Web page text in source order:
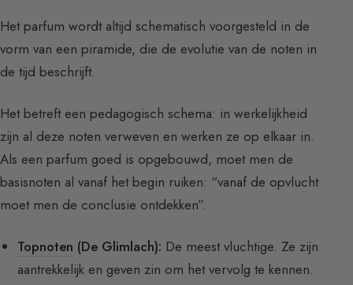
Het parfum wordt altijd schematisch voorgesteld in de
vorm van een piramide, die de evolutie van de noten in
de tijd beschrijft.
Het betreft een pedagogisch schema: in werkelijkheid
zijn al deze noten verweven en werken ze op elkaar in.
Als een parfum goed is opgebouwd, moet men de
basisnoten al vanaf het begin ruiken: “vanaf de opvlucht
moet men de conclusie ontdekken”.
Topnoten (De Glimlach): De meest vluchtige. Ze zijn
aantrekkelijk en geven zin om het vervolg te kennen.